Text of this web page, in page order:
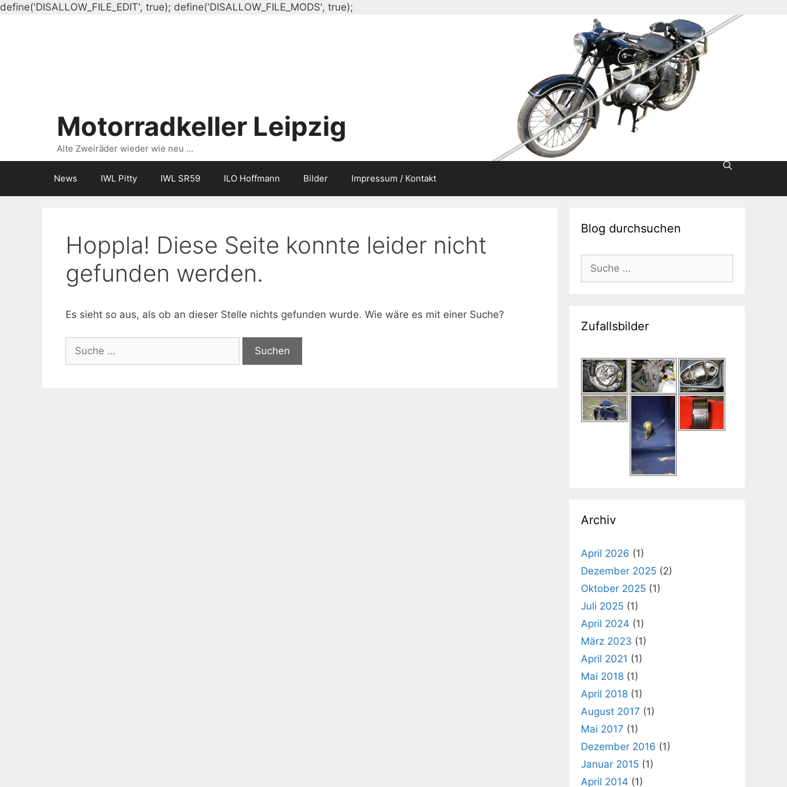
define('DISALLOW_FILE_EDIT', true); define('DISALLOW_FILE_MODS', true);
Motorradkeller Leipzig
Alte Zweiräder wieder wie neu …
News IWL Pitty IWL SR59 ILO Hoffmann Bilder Impressum / Kontakt
Hoppla! Diese Seite konnte leider nicht
gefunden werden.
Es sieht so aus, als ob an dieser Stelle nichts gefunden wurde. Wie wäre es mit einer Suche?
nach:
Blog durchsuchen
Suche
nach:
Zufallsbilder
Archiv
April 2026 (1)
Dezember 2025 (2)
Oktober 2025 (1)
Juli 2025 (1)
April 2024 (1)
März 2023 (1)
April 2021 (1)
Mai 2018 (1)
April 2018 (1)
August 2017 (1)
Mai 2017 (1)
Dezember 2016 (1)
Januar 2015 (1)
April 2014 (1)